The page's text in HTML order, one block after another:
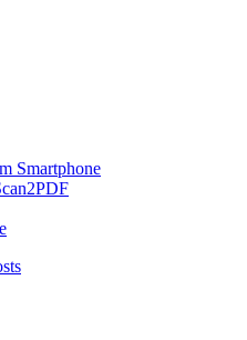
Smartphone